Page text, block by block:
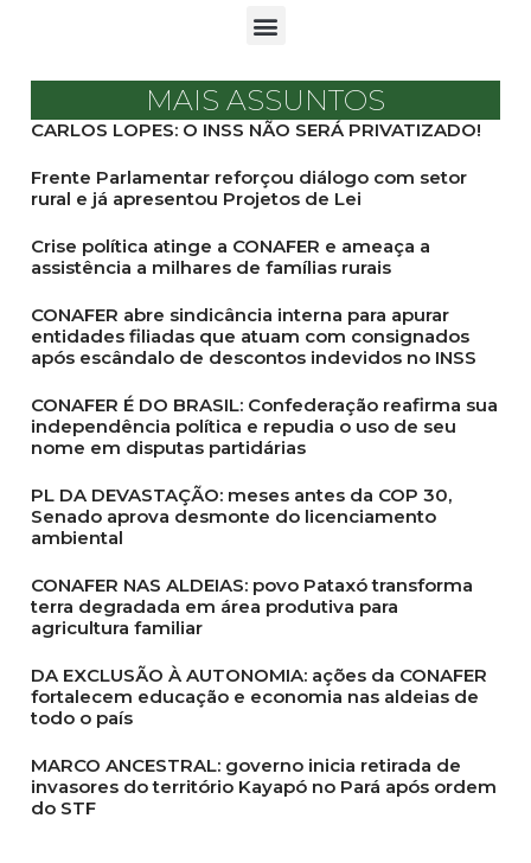
MAIS ASSUNTOS
CARLOS LOPES: O INSS NÃO SERÁ PRIVATIZADO!
Frente Parlamentar reforçou diálogo com setor
rural e já apresentou Projetos de Lei
Crise política atinge a CONAFER e ameaça a
assistência a milhares de famílias rurais
CONAFER abre sindicância interna para apurar
entidades filiadas que atuam com consignados
após escândalo de descontos indevidos no INSS
CONAFER É DO BRASIL: Confederação reafirma sua
independência política e repudia o uso de seu
nome em disputas partidárias
PL DA DEVASTAÇÃO: meses antes da COP 30,
Senado aprova desmonte do licenciamento
ambiental
CONAFER NAS ALDEIAS: povo Pataxó transforma
terra degradada em área produtiva para
agricultura familiar
DA EXCLUSÃO À AUTONOMIA: ações da CONAFER
fortalecem educação e economia nas aldeias de
todo o país
MARCO ANCESTRAL: governo inicia retirada de
invasores do território Kayapó no Pará após ordem
do STF